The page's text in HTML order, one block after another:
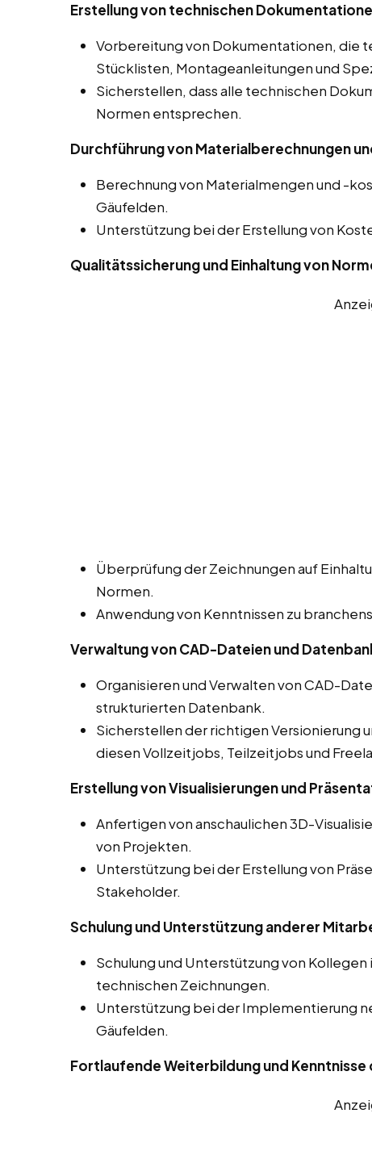
Erstellung von technischen
Vorbereitung von Dokumentationen, die
Stücklisten, Montageanleitungen und
Sicherstellen, dass alle technischen
Normen entsprechen.
Durchführung von Materialberechnungen
Berechnung von Materialmengen und -
Gäufelden.
Unterstützung bei der Erstellung von
Qualitätssicherung und Einhaltung von
Überprüfung der Zeichnungen auf
Normen.
Anwendung von Kenntnissen zu
Verwaltung von CAD-Dateien und
Organisieren und Verwalten von CAD-
strukturierten Datenbank.
Sicherstellen der richtigen Versionierung
diesen Vollzeitjobs, Teilzeitjobs und
Erstellung von Visualisierungen und
Anfertigen von anschaulichen 3D-
von Projekten.
Unterstützung bei der Erstellung von
Stakeholder.
Schulung und Unterstützung anderer
Schulung und Unterstützung von
technischen Zeichnungen.
Unterstützung bei der Implementierung
Gäufelden.
Fortlaufende Weiterbildung und